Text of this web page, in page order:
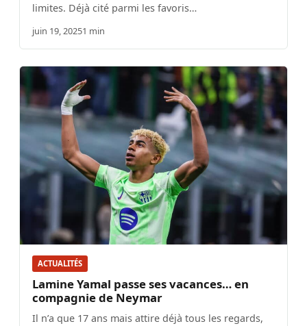
limites. Déjà cité parmi les favoris…
juin 19, 20251 min
ACTUALITÉS
Lamine Yamal passe ses vacances… en
compagnie de Neymar
Il n’a que 17 ans mais attire déjà tous les regards,